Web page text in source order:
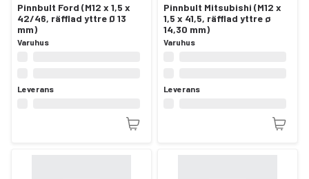
Pinnbult Ford (M12 x 1,5 x
42/46, räfflad yttre Ø 13
mm)
Varuhus
Leverans
Pinnbult Mitsubishi (M12 x
1,5 x 41,5, räfflad yttre ø
14,30 mm)
Varuhus
Leverans